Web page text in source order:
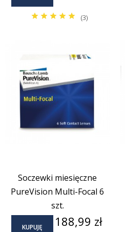
(3)
Soczewki miesięczne
PureVision Multi-Focal 6
szt.
KUPUJĘ Cena
188,99 zł